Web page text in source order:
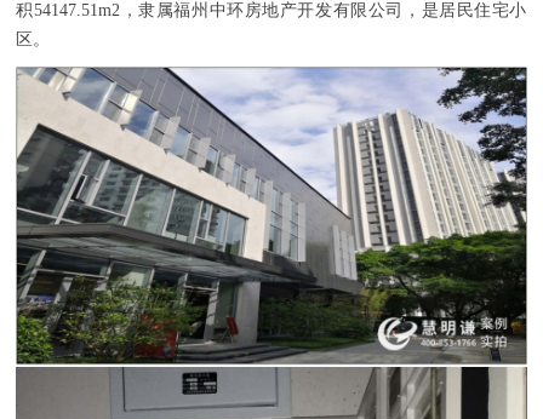
积54147.51m2，隶属福州中环房地产开发有限公司，是居民住宅小
区。